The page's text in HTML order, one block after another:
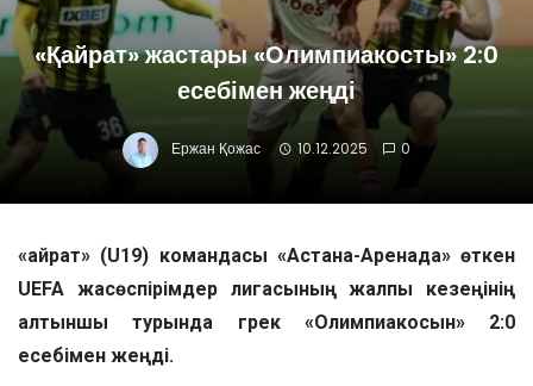
«Қайрат» жастары «Олимпиакосты» 2:0
есебімен жеңді
Ержан Қожас 10.12.2025 0
«Қайрат» (U19) командасы «Астана-Аренада» өткен
UEFA жасөспірімдер лигасының жалпы кезеңінің
алтыншы турында грек «Олимпиакосын» 2:0
есебімен жеңді.